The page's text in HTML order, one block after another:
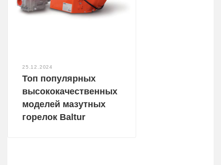
25.12.2024
Топ популярных
высококачественных
моделей мазутных
горелок Baltur